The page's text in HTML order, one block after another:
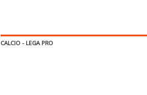
CALCIO - LEGA PRO